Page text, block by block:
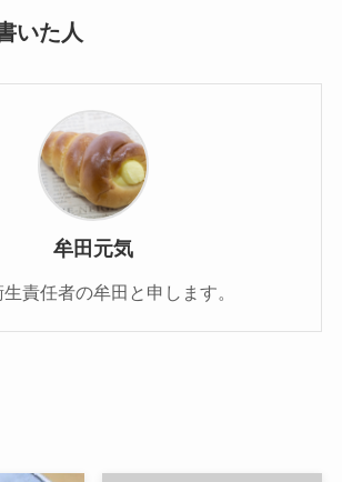
いた人
牟田元気
責任者の牟田と申します。